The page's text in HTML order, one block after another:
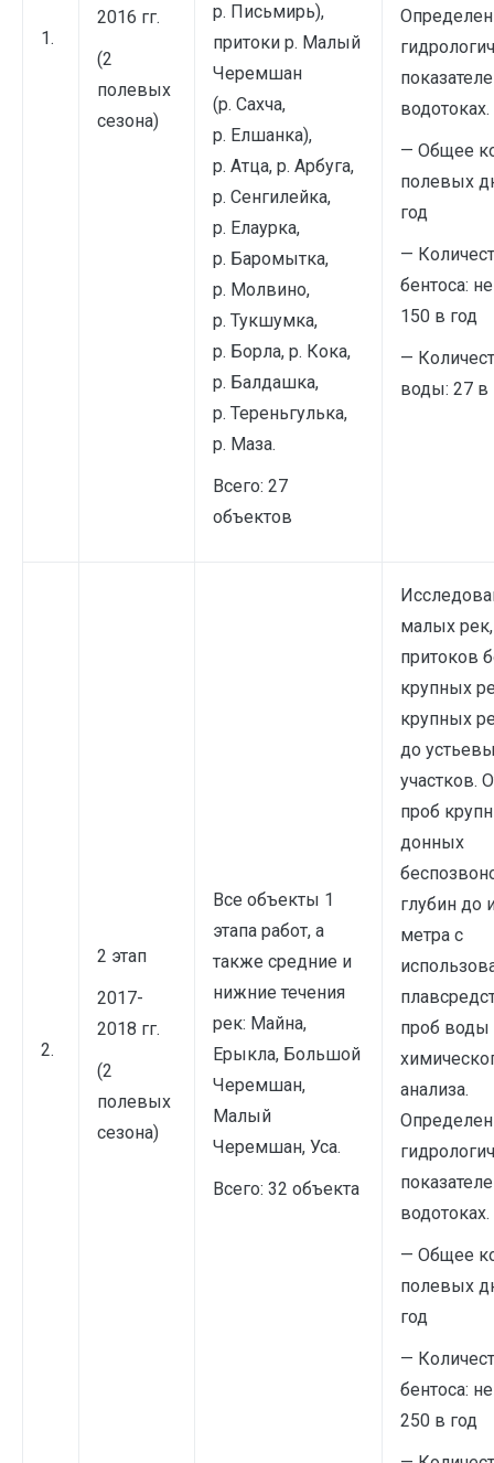
1.
2016 гг.
(2
полевых
сезона)
р. Письмирь),
притоки р. Малый
Черемшан
(р. Сахча,
р. Елшанка),
р. Атца, р. Арбуга,
р. Сенгилейка,
р. Елаурка,
р. Баромытка,
р. Молвино,
р. Тукшумка,
р. Борла, р. Кока,
р. Балдашка,
р. Тереньгулька,
р. Маза.
Всего: 27
объектов
водотоках.
— Общее
полевых
год
—
бентоса:
150 в год
—
воды: 27 в
2.
2 этап
2017-
2018 гг.
(2
полевых
сезона)
Все объекты 1
этапа работ, а
также средние и
нижние течения
рек: Майна,
Ерыкла, Большой
Черемшан,
Малый
Черемшан, Уса.
Всего: 32 объекта
малых рек,
притоков
крупных
крупных
до
участков.
проб
донных
глубин до
метра с
проб воды
анализа.
водотоках.
— Общее
полевых
год
—
бентоса:
250 в год